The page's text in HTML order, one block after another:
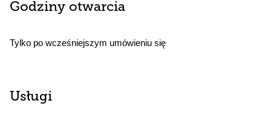
Godziny otwarcia
Tylko po wcześniejszym umówieniu się
Usługi